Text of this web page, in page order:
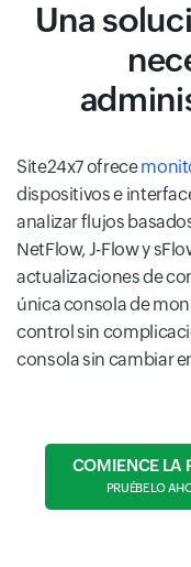
Una
Site24x7 ofrece
dispositivos e
analizar flujos
NetFlow, J-Flow y
actualizaciones de
única consola de
control sin
consola sin cambiar
COMIENCE LA
PRUÉBELO